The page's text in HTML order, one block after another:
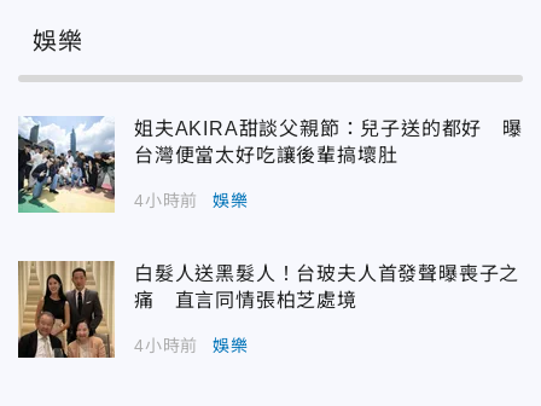
娛樂
姐夫AKIRA甜談父親節：兒子送的都好 曝
台灣便當太好吃讓後輩搞壞肚
4小時前 娛樂
白髮人送黑髮人！台玻夫人首發聲曝喪子之
痛 直言同情張柏芝處境
4小時前 娛樂